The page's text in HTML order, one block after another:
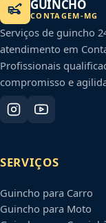
GUINCHO
CONTAGEM-MG
Serviços de guincho
atendimento em
Profissionais
compromisso e
SERVIÇOS
Guincho para Carro
Guincho para Moto